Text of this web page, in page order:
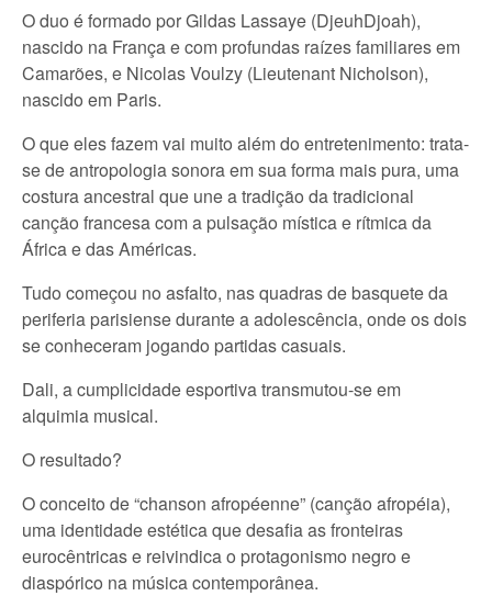
O duo é formado por Gildas Lassaye (DjeuhDjoah),
nascido na França e com profundas raízes familiares em
Camarões, e Nicolas Voulzy (Lieutenant Nicholson),
nascido em Paris.
O que eles fazem vai muito além do entretenimento: trata-
se de antropologia sonora em sua forma mais pura, uma
costura ancestral que une a tradição da tradicional
canção francesa com a pulsação mística e rítmica da
África e das Américas.
Tudo começou no asfalto, nas quadras de basquete da
periferia parisiense durante a adolescência, onde os dois
se conheceram jogando partidas casuais.
Dali, a cumplicidade esportiva transmutou-se em
alquimia musical.
O resultado?
O conceito de “chanson afropéenne” (canção afropéia),
uma identidade estética que desafia as fronteiras
eurocêntricas e reivindica o protagonismo negro e
diaspórico na música contemporânea.